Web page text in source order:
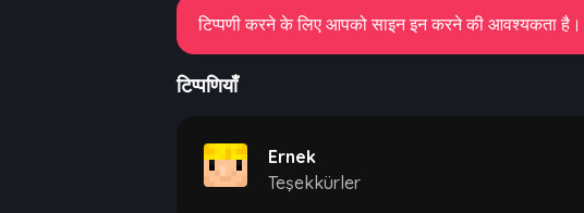
टिप्पणी करने के लिए आपको साइन इन करने की आवश्यकता है।
टिप्पणियाँ
Ernek
Teşekkürler